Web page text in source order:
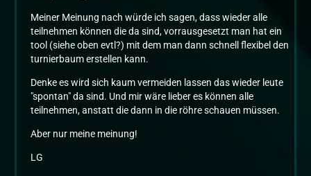
Meiner Meinung nach würde ich sagen, dass wieder alle
teilnehmen können die da sind, vorrausgesetzt man hat ein
tool (siehe oben evtl?) mit dem man dann schnell flexibel den
turnierbaum erstellen kann.
Denke es wird sich kaum vermeiden lassen das wieder leute
"spontan" da sind. Und mir wäre lieber es können alle
teilnehmen, anstatt die dann in die röhre schauen müssen.
Aber nur meine meinung!
LG